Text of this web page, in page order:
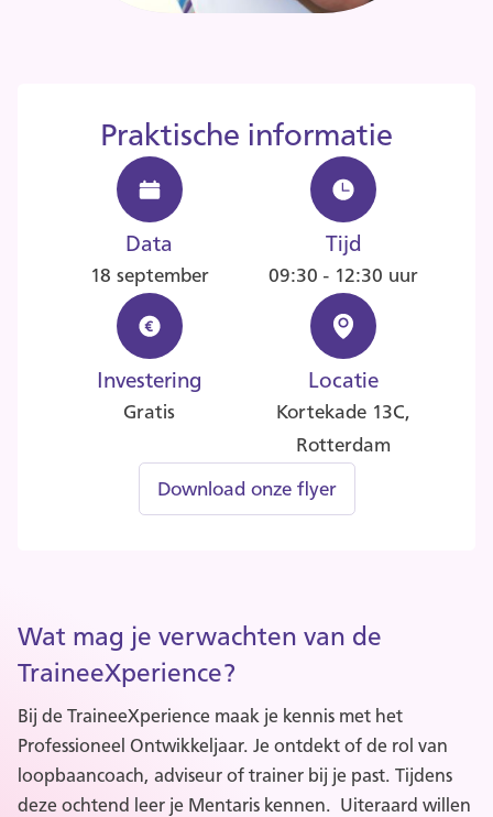
Praktische informatie
Data
18 september
Tijd
09:30 - 12:30 uur
Investering
Gratis
Locatie
Kortekade 13C,
Rotterdam
Download onze flyer
Wat mag je verwachten van de
TraineeXperience?
Bij de TraineeXperience maak je kennis met het
Professioneel Ontwikkeljaar. Je ontdekt of de rol van
loopbaancoach, adviseur of trainer bij je past. Tijdens
deze ochtend leer je Mentaris kennen. Uiteraard willen